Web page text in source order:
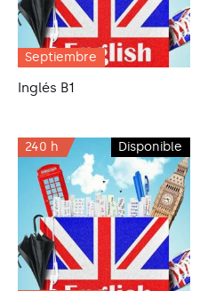
Septiembre
Inglés B1
Disponible
240 h